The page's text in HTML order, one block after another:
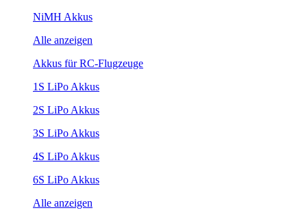
NiMH Akkus
Alle anzeigen
Akkus für RC-Flugzeuge
1S LiPo Akkus
2S LiPo Akkus
3S LiPo Akkus
4S LiPo Akkus
6S LiPo Akkus
Alle anzeigen